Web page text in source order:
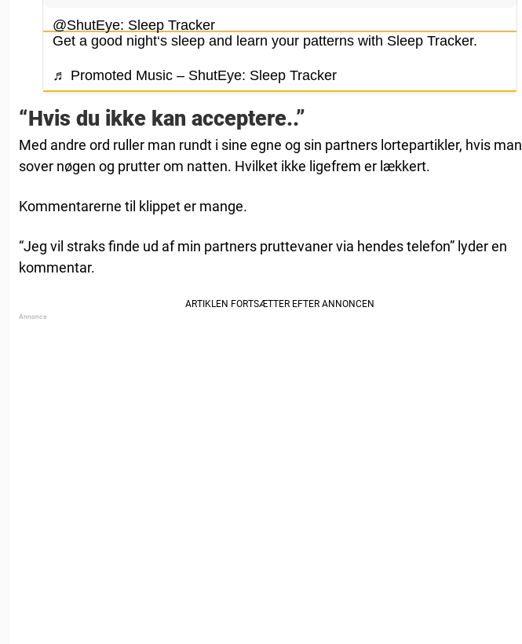
@ShutEye: Sleep Tracker
Get a good night‘s sleep and learn your patterns with Sleep Tracker.
♬ Promoted Music – ShutEye: Sleep Tracker
“Hvis du ikke kan acceptere..”
Med andre ord ruller man rundt i sine egne og sin partners lortepartikler, hvis man
sover nøgen og prutter om natten. Hvilket ikke ligefrem er lækkert.
Kommentarerne til klippet er mange.
“Jeg vil straks finde ud af min partners pruttevaner via hendes telefon” lyder en
kommentar.